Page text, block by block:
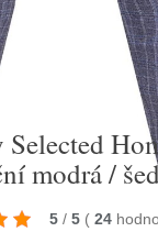
modrá /
5 / 5 ( 24